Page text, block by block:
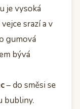
je vysoká
srazí a v
gumová
bývá
– do směsi se
bubliny.